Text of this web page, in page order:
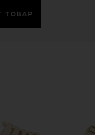
ТОВАР